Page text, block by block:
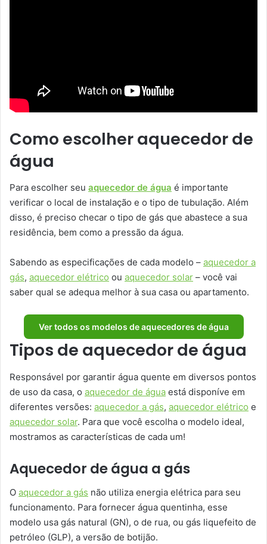
Como escolher aquecedor de
água
Para escolher seu aquecedor de água é importante
verificar o local de instalação e o tipo de tubulação. Além
disso, é preciso checar o tipo de gás que abastece a sua
residência, bem como a pressão da água.
Sabendo as especificações de cada modelo – aquecedor a
gás, aquecedor elétrico ou aquecedor solar – você vai
saber qual se adequa melhor à sua casa ou apartamento.
Ver todos os modelos de aquecedores de água
Tipos de aquecedor de água
Responsável por garantir água quente em diversos pontos
de uso da casa, o aquecedor de água está disponíve em
diferentes versões: aquecedor a gás, aquecedor elétrico e
aquecedor solar. Para que você escolha o modelo ideal,
mostramos as características de cada um!
Aquecedor de água a gás
O aquecedor a gás não utiliza energia elétrica para seu
funcionamento. Para fornecer água quentinha, esse
modelo usa gás natural (GN), o de rua, ou gás liquefeito de
petróleo (GLP), a versão de botijão.